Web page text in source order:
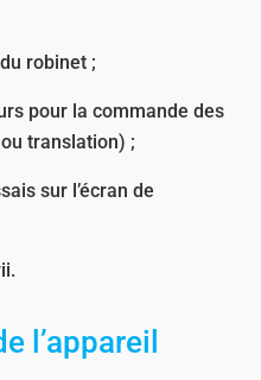
robinet ;
pour la commande des
translation) ;
sur l’écran de
l’appareil